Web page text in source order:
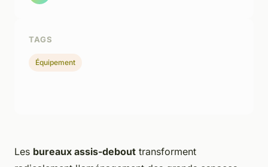
Les bureaux assis-debout transforment
TAGS
Équipement